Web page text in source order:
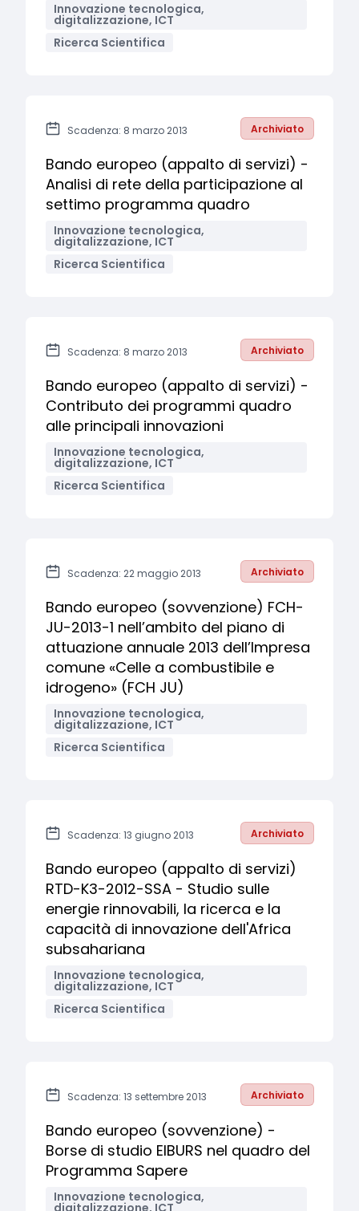
Innovazione tecnologica,
digitalizzazione, ICT
Ricerca Scientifica
Scadenza: 8 marzo 2013 Archiviato
Bando europeo (appalto di servizi) -
Analisi di rete della participazione al
settimo programma quadro
Innovazione tecnologica,
digitalizzazione, ICT
Ricerca Scientifica
Scadenza: 8 marzo 2013 Archiviato
Bando europeo (appalto di servizi) -
Contributo dei programmi quadro
alle principali innovazioni
Innovazione tecnologica,
digitalizzazione, ICT
Ricerca Scientifica
Scadenza: 22 maggio 2013 Archiviato
Bando europeo (sovvenzione) FCH-
JU-2013-1 nell’ambito del piano di
attuazione annuale 2013 dell’Impresa
comune «Celle a combustibile e
idrogeno» (FCH JU)
Innovazione tecnologica,
digitalizzazione, ICT
Ricerca Scientifica
Scadenza: 13 giugno 2013 Archiviato
Bando europeo (appalto di servizi)
RTD-K3-2012-SSA - Studio sulle
energie rinnovabili, la ricerca e la
capacità di innovazione dell'Africa
subsahariana
Innovazione tecnologica,
digitalizzazione, ICT
Ricerca Scientifica
Scadenza: 13 settembre 2013 Archiviato
Bando europeo (sovvenzione) -
Borse di studio EIBURS nel quadro del
Programma Sapere
Innovazione tecnologica,
digitalizzazione, ICT